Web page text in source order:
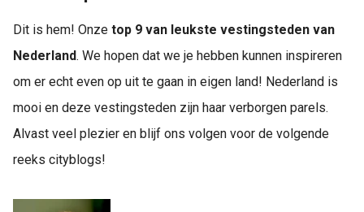
Dit is hem! Onze top 9 van leukste vestingsteden van
Nederland. We hopen dat we je hebben kunnen inspireren
om er echt even op uit te gaan in eigen land! Nederland is
mooi en deze vestingsteden zijn haar verborgen parels.
Alvast veel plezier en blijf ons volgen voor de volgende
reeks cityblogs!